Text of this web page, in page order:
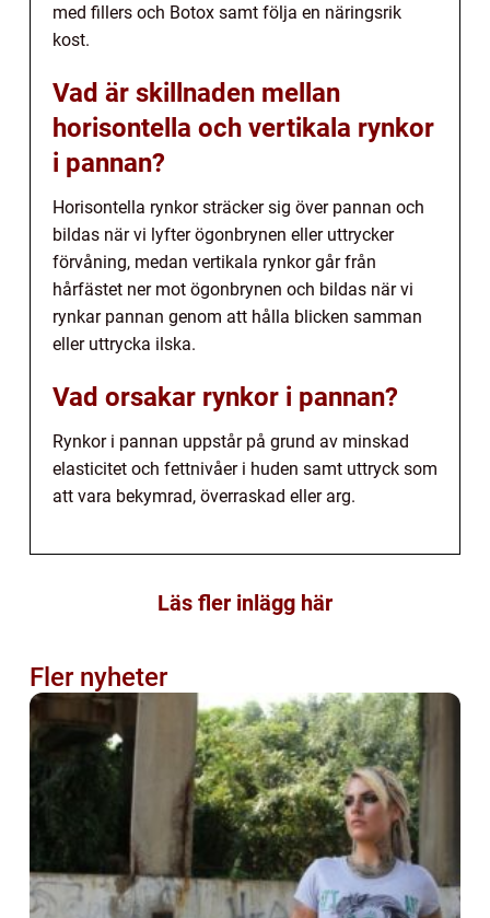
med fillers och Botox samt följa en näringsrik
kost.
Vad är skillnaden mellan
horisontella och vertikala rynkor
i pannan?
Horisontella rynkor sträcker sig över pannan och
bildas när vi lyfter ögonbrynen eller uttrycker
förvåning, medan vertikala rynkor går från
hårfästet ner mot ögonbrynen och bildas när vi
rynkar pannan genom att hålla blicken samman
eller uttrycka ilska.
Vad orsakar rynkor i pannan?
Rynkor i pannan uppstår på grund av minskad
elasticitet och fettnivåer i huden samt uttryck som
att vara bekymrad, överraskad eller arg.
Läs fler inlägg här
Fler nyheter